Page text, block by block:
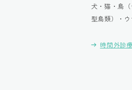
犬・猫・鳥
型鳥類）・
時間外診